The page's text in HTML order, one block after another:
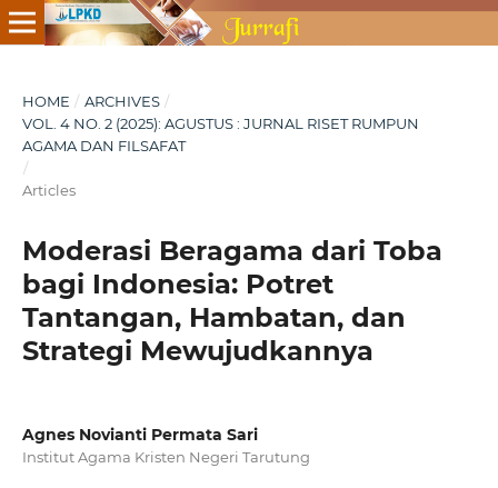
HOME / ARCHIVES /
VOL. 4 NO. 2 (2025): AGUSTUS : JURNAL RISET RUMPUN
AGAMA DAN FILSAFAT
/
Articles
Moderasi Beragama dari Toba
bagi Indonesia: Potret
Tantangan, Hambatan, dan
Strategi Mewujudkannya
Agnes Novianti Permata Sari
Institut Agama Kristen Negeri Tarutung